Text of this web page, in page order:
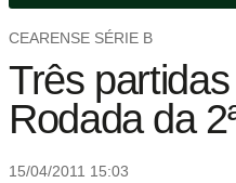
CEARENSE SÉRIE B
Três
Rodada da
15/04/2011 15:03